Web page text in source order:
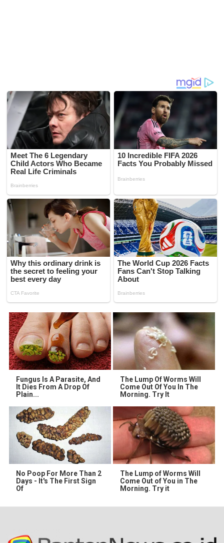
Fungus Is A Parasite, And
It Dies From A Drop Of
Plain...
The Lump Of Worms Will
Come Out Of You In The
Morning. Try It
No Poop For More Than 2
Days - It's The First Sign
Of
The Lump of Worms Will
Come Out of You in The
Morning. Try it